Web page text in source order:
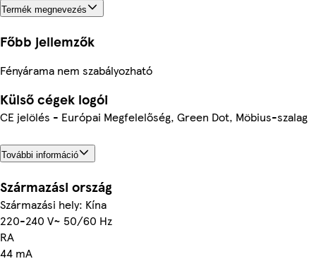
Termék megnevezés
Főbb jellemzők
Fényárama nem szabályozható
Külső cégek logói
CE jelölés - Európai Megfelelőség, Green Dot, Möbius-szalag
További információ
Származási ország
Származási hely: Kína
220-240 V~ 50/60 Hz
RA
44 mA